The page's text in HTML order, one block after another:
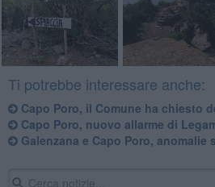
Ti potrebbe interessare anche:
Capo Poro, il Comune ha chiesto
Capo Poro, nuovo allarme di
Galenzana e Capo Poro, anomalie